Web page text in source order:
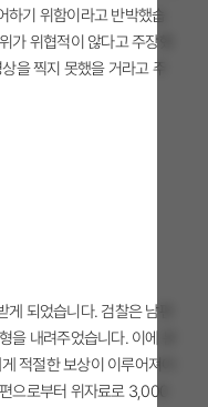
기 위함이라고 반박했습
위협적이 않다고 주장했
을 찍지 못했을 거라고 주
되었습니다. 검찰은 남편
내려주었습니다. 이에 본
적절한 보상이 이루어져야
으로부터 위자료로 3,000